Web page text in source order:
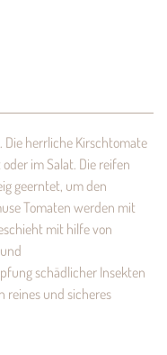
Die herrliche Kirschtomate
im Salat. Die reifen
geerntet, um den
Tomaten werden mit
mit hilfe von
schädlicher Insekten
reines und sicheres